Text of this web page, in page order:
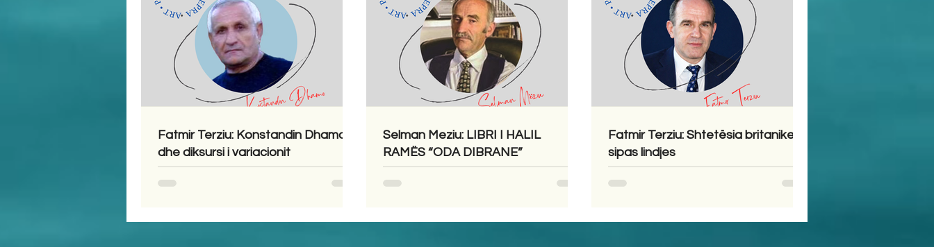
Fatmir Terziu: Konstandin Dhamo
dhe diksursi i variacionit
Selman Meziu: LIBRI I HALIL
RAMËS “ODA DIBRANE”
Fatmir Terziu: Shtetësia britanike
sipas lindjes